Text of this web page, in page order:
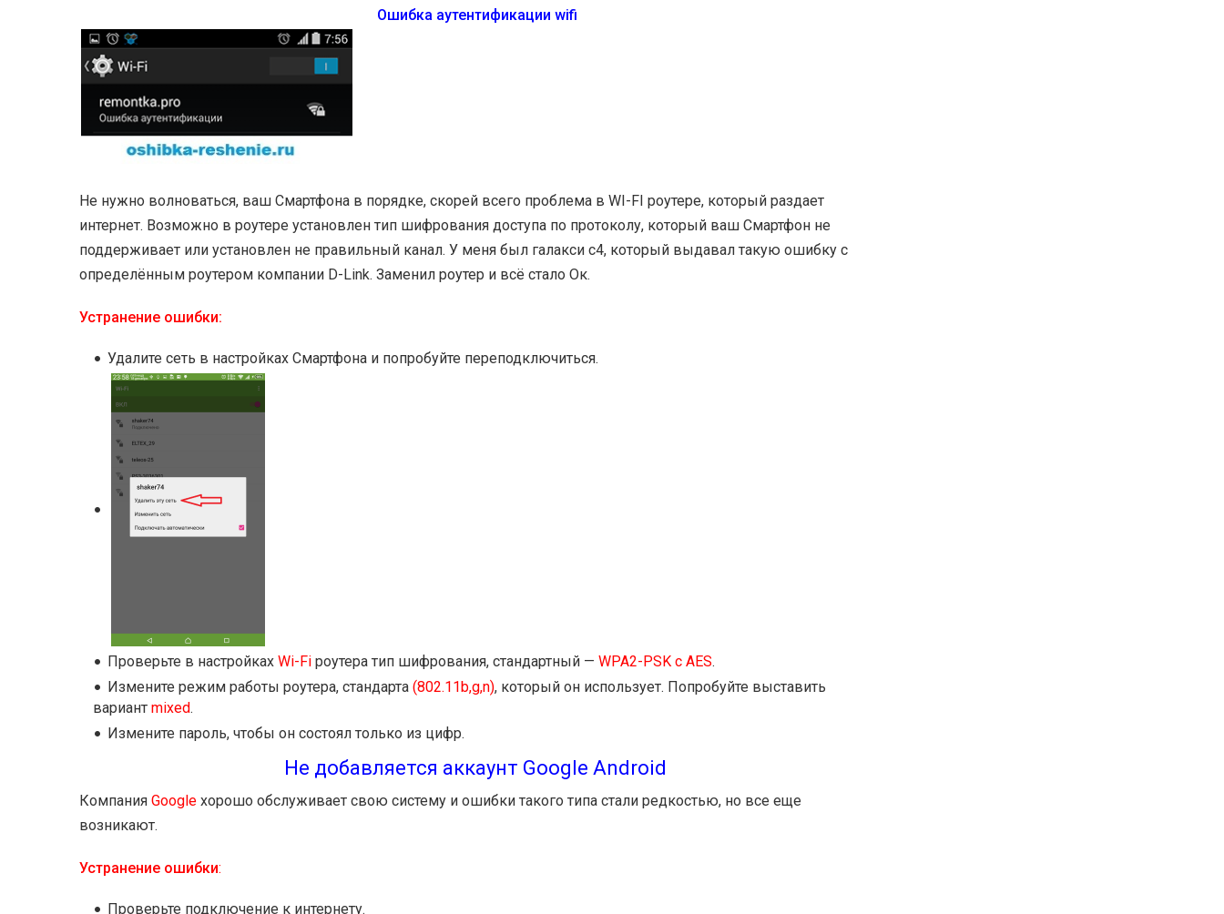
Ошибка аутентификации wifi
Не нужно волноваться, ваш Смартфона в порядке, скорей всего проблема в WI-FI роутере, который раздает
интернет. Возможно в роутере установлен тип шифрования доступа по протоколу, который ваш Смартфон не
поддерживает или установлен не правильный канал. У меня был галакси с4, который выдавал такую ошибку с
определённым роутером компании D-Link. Заменил роутер и всё стало Ок.
Устранение ошибки:
Удалите сеть в настройках Смартфона и попробуйте переподключиться.
Проверьте в настройках Wi-Fiроутера тип шифрования, стандартный — WPA2-PSK с AES.
Измените режим работы роутера, стандарта (802.11b,g,n), который он использует. Попробуйте выставить
вариант mixed.
Измените пароль, чтобы он состоял только из цифр.
Не добавляется аккаунт Google Android
Компания Google хорошо обслуживает свою систему и ошибки такого типа стали редкостью, но все еще
возникают.
Устранение ошибки:
Проверьте подключение к интернету.